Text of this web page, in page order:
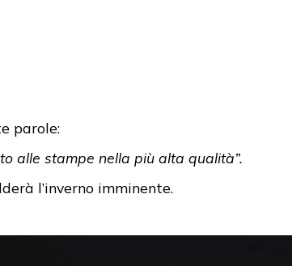
parole:
alle stampe nella più alta qualità”.
l’inverno imminente.